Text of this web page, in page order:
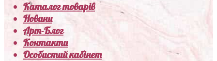
Каталог товарів
Новини
Арт-Блог
Контакти
Особистий кабінет